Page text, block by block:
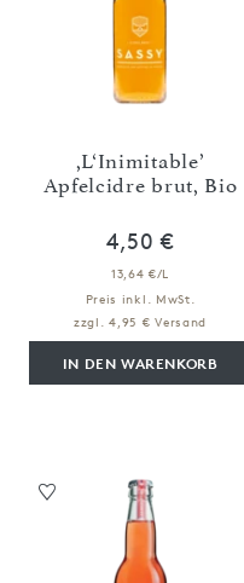
,L‘Inimitable’
Apfelcidre brut, Bio
4,50 €
13,64 €/L
Preis inkl. MwSt.
zzgl. 4,95 € Versand
IN DEN WARENKORB